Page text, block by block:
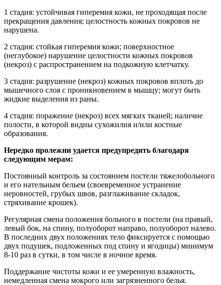
1 стадия: устойчивая гиперемия кожи, не проходящая после
прекращения давления; целостность кожных покровов не
нарушена.
2 стадия: стойкая гиперемия кожи; поверхностное
(неглубокое) нарушение целостности кожных покровов
(некроз) с распространением на подкожную клетчатку.
3 стадия: разрушение (некроз) кожных покровов вплоть до
мышечного слоя с проникновением в мышцу; могут быть
жидкие выделения из раны.
4 стадия: поражение (некроз) всех мягких тканей; наличие
полости, в которой видны сухожилия и/или костные
образования.
Нередко пролежни удается предупредить благодаря
следующим мерам:
Постоянный контроль за состоянием постели тяжелобольного
и его нательным бельем (своевременное устранение
неровностей, грубых швов, разглаживание складок,
стряхивание крошек).
Регулярная смена положения больного в постели (на правый,
левый бок, на спину, полуоборот направо, полуоборот налево.
В последних двух положениях тело фиксируется с помощью
двух подушек, подложенных под спину и ягодицы) минимум
8-10 раз в сутки, в том числе в ночное время.
Поддержание чистоты кожи и ее умеренную влажность,
немедленная смена мокрого или загрязненного белья.